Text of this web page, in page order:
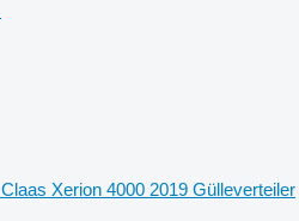
Claas Xerion 4000 2019 Gülleverteiler